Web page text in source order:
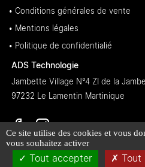
• Conditions générales de vente
• Mentions légales
• Politique de confidentialié
ADS Technologie
Jambette Village N°4 ZI de la
97232 Le Lamentin Martinique
Ce site utilise des cookies et vous
vous souhaitez activer
Tout accepter
Tout